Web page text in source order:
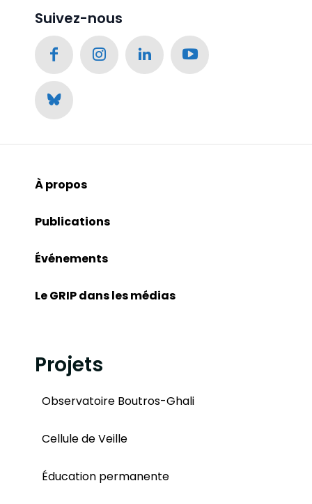
Suivez-nous
À propos
Publications
Événements
Le GRIP dans les médias
Projets
Observatoire Boutros-Ghali
Cellule de Veille
Éducation permanente